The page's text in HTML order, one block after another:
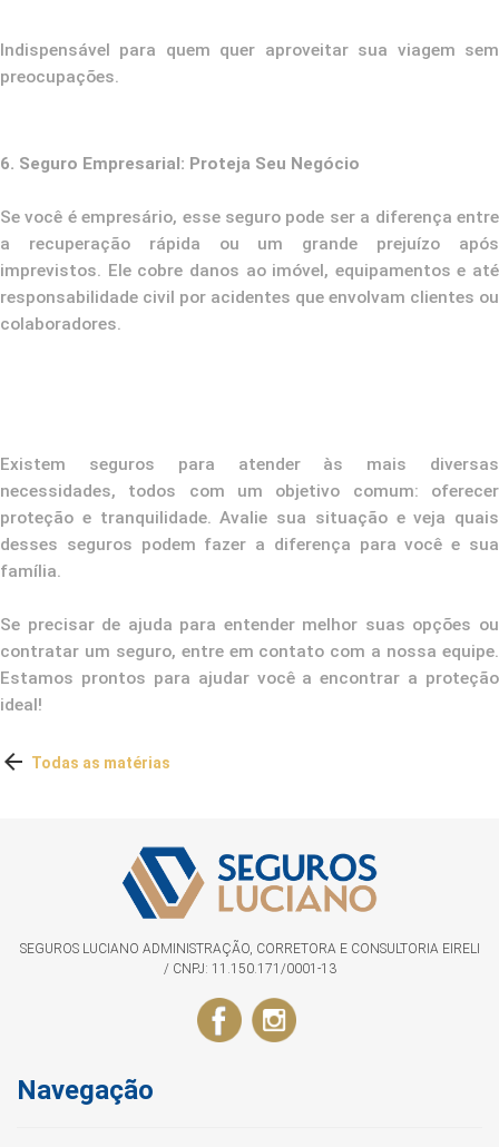
Indispensável para quem quer aproveitar sua viagem sem
preocupações.
6. Seguro Empresarial: Proteja Seu Negócio
Se você é empresário, esse seguro pode ser a diferença entre
a recuperação rápida ou um grande prejuízo após
imprevistos. Ele cobre danos ao imóvel, equipamentos e até
responsabilidade civil por acidentes que envolvam clientes ou
colaboradores.
Existem seguros para atender às mais diversas
necessidades, todos com um objetivo comum: oferecer
proteção e tranquilidade. Avalie sua situação e veja quais
desses seguros podem fazer a diferença para você e sua
família.
Se precisar de ajuda para entender melhor suas opções ou
contratar um seguro, entre em contato com a nossa equipe.
Estamos prontos para ajudar você a encontrar a proteção
ideal!
 Todas as matérias
SEGUROS LUCIANO ADMINISTRAÇÃO, CORRETORA E CONSULTORIA EIRELI
/ CNPJ: 11.150.171/0001-13
Navegação